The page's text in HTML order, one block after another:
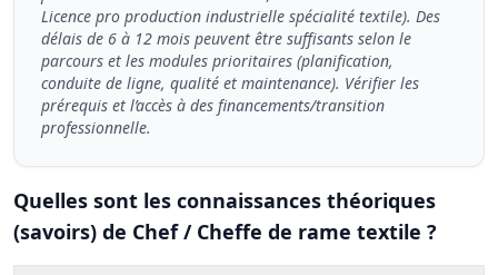
Licence pro production industrielle spécialité textile). Des
délais de 6 à 12 mois peuvent être suffisants selon le
parcours et les modules prioritaires (planification,
conduite de ligne, qualité et maintenance). Vérifier les
prérequis et l’accès à des financements/transition
professionnelle.
Quelles sont les connaissances théoriques
(savoirs) de Chef / Cheffe de rame textile ?